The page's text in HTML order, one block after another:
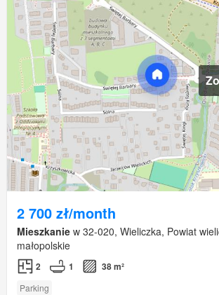
2 700 zł/month
Mieszkanie w 32-020, Wieliczka, Powiat
małopolskie
2 1 38 m²
Parking